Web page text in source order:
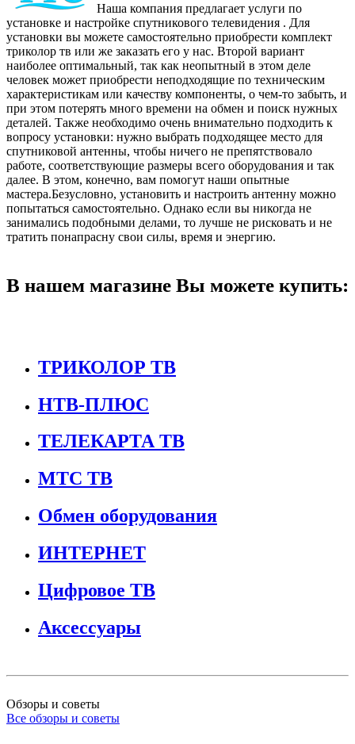
Наша компания предлагает услуги по
установке и настройке спутникового телевидения . Для
установки вы можете самостоятельно приобрести комплект
триколор тв или же заказать его у нас. Второй вариант
наиболее оптимальный, так как неопытный в этом деле
человек может приобрести неподходящие по техническим
характеристикам или качеству компоненты, о чем-то забыть, и
при этом потерять много времени на обмен и поиск нужных
деталей. Также необходимо очень внимательно подходить к
вопросу установки: нужно выбрать подходящее место для
спутниковой антенны, чтобы ничего не препятствовало
работе, соответствующие размеры всего оборудования и так
далее. В этом, конечно, вам помогут наши опытные
мастера.Безусловно, установить и настроить антенну можно
попытаться самостоятельно. Однако если вы никогда не
занимались подобными делами, то лучше не рисковать и не
тратить понапрасну свои силы, время и энергию.
В нашем магазине Вы можете купить:
ТРИКОЛОР ТВ
НТВ-ПЛЮС
ТЕЛЕКАРТА ТВ
МТС ТВ
Обмен оборудования
ИНТЕРНЕТ
Цифровое ТВ
Аксессуары
Обзоры и советы
Все обзоры и советы